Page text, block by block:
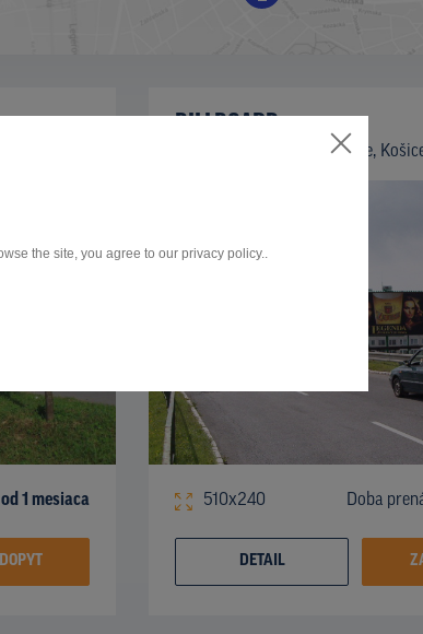
the site, you agree to our privacy policy..
od 1 mesiaca
BILLBOARD
L.Svobodu-sm.Michalovce,
510x240 Doba
DETAIL